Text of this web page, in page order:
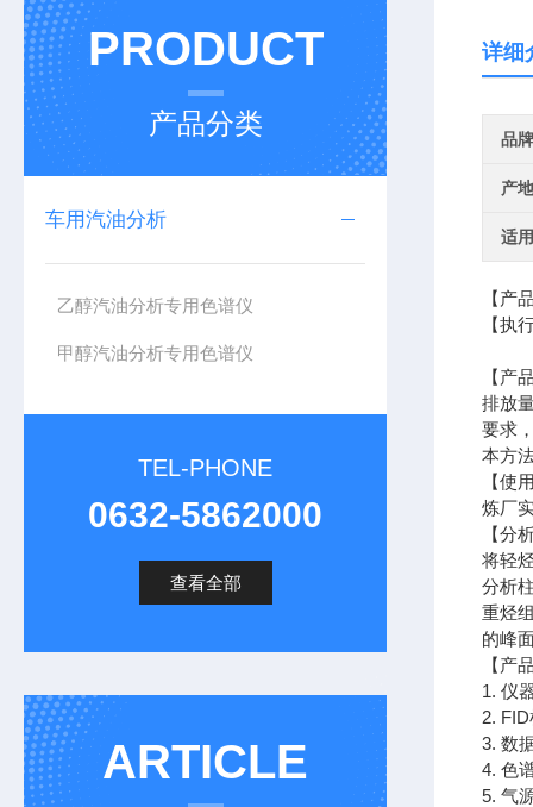
PRODUCT
产品分类
车用汽油分析
乙醇汽油分析专用色谱仪
甲醇汽油分析专用色谱仪
TEL-PHONE
0632-5862000
查看全部
ARTICLE
详细
品牌
产
适
【产
【执
【产
排放
要求
本方
【使
炼厂
【分
将轻
分析
重烃
的峰
【产
1. 仪
2.
3. 数
4. 色
5. 气